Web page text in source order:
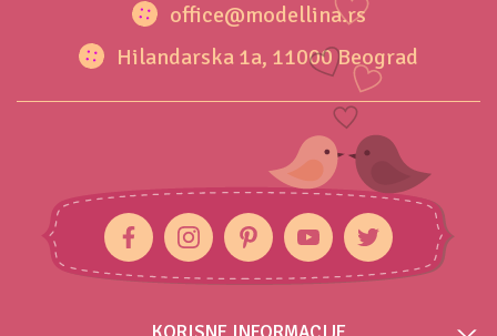
office@modellina.rs
Hilandarska 1a, 11000 Beograd